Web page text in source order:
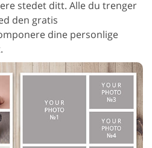
stedet ditt. Alle du trenger
den gratis
dine personlige